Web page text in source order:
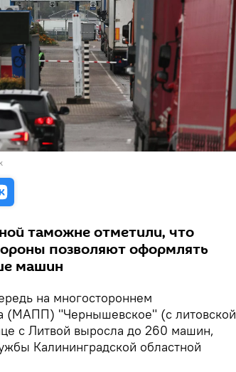
таможне отметили, что
позволяют оформлять
машин
на многостороннем
(МАПП) "Чернышевское" (с литовской
с Литвой выросла до 260 машин,
Калининградской областной